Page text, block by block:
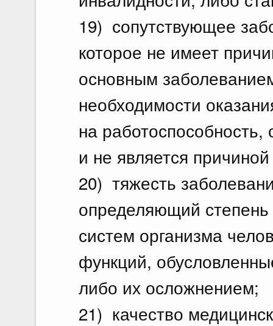
19) сопутствующее
которое не имеет
основным
необходимости
на
и не является
20) тяжесть
определяющий
систем организма
функций,
либо их осложнением;
21) качество